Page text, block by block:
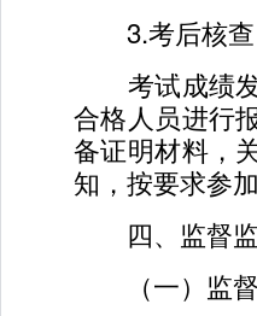
3.考后核查
考试成绩发
合格人员进行
备证明材料，
知，按要求参
四、监督监
（一）监督